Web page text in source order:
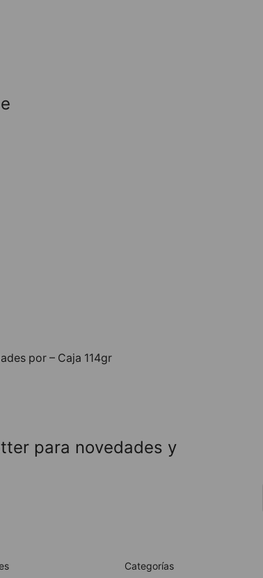
por – Caja 114gr
para novedades y
Categorías